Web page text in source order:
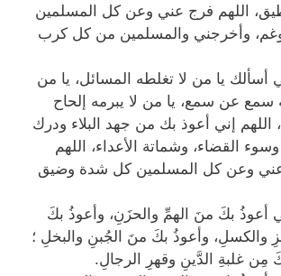
اللهم فرج عني وعن كل المسلمين
وأخرجني والمسلمين من كل كرب
أسألك يا من لا تغلطه المسائل، يا من
سمع عن سمع، يا من لا يبرمه إلحاح
اللهم إني أعوذ بك من جهد البلاء ودرك
القضاء، وشماتة الأعداء، اللهم
وعن كل المسلمين كل شدة وضيق
أعوذُ بكَ منَ الهمِّ والحزَنِ، وأعوذُ بكَ
والكسلِ، وأعوذُ بكَ منَ الجُبنِ والبخلِ ؛
مِن غلبةِ الدَّينِ وقهرِ الرجالِ.